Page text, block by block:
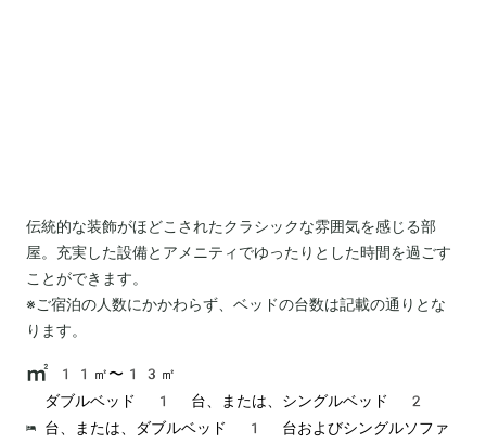
伝統的な装飾がほどこされたクラシックな雰囲気を感じる部
屋。充実した設備とアメニティでゆったりとした時間を過ごす
ことができます。
※ご宿泊の人数にかかわらず、ベッドの台数は記載の通りとな
ります。
11㎡〜13㎡
ダブルベッド 1 台、または、シングルベッド 2
台、または、ダブルベッド 1 台およびシングルソファ